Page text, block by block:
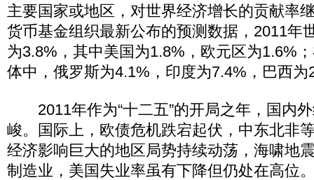
主要国家或地区，对世界经济增长的贡献率
货币基金组织最新公布的预测数据，2011年
为3.8%，其中美国为1.8%，欧元区为1.6%
体中，俄罗斯为4.1%，印度为7.4%，巴西为
2011年作为“十二五”的开局之年，国内
峻。国际上，欧债危机跌宕起伏，中东北非
经济影响巨大的地区局势持续动荡，海啸地
制造业，美国失业率虽有下降但仍处在高位